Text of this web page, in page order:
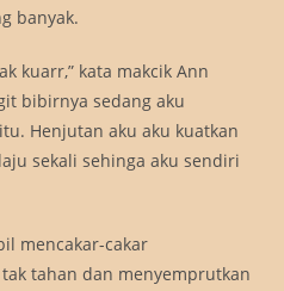
banyak.
kuarr,” kata makcik Ann
bibirnya sedang aku
Henjutan aku aku kuatkan
sekali sehinga aku sendiri
mencakar-cakar
tahan dan menyemprutkan